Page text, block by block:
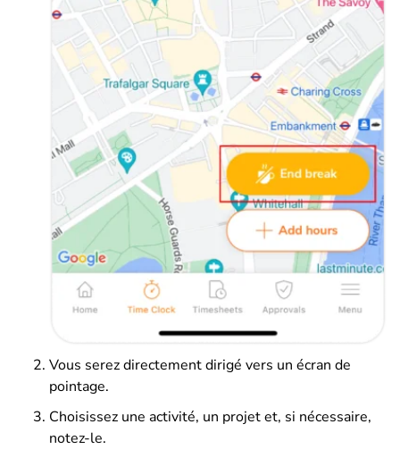
Vous serez directement dirigé vers un écran de
pointage.
Choisissez une activité, un projet et, si nécessaire,
notez-le.